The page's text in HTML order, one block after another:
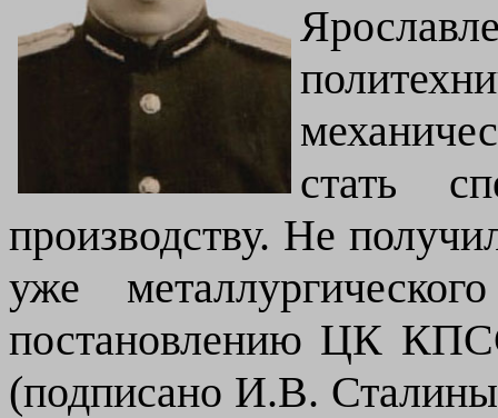
стать
производству. Не
уже
постановлению ЦК
(подписано И.В.